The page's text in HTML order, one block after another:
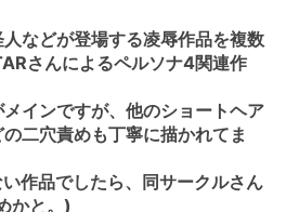
などが登場する凌辱作品を複数
さんによるペルソナ4関連作
インですが、他のショートヘア
二穴責めも丁寧に描かれてま
作品でしたら、同サークルさん
かと。)